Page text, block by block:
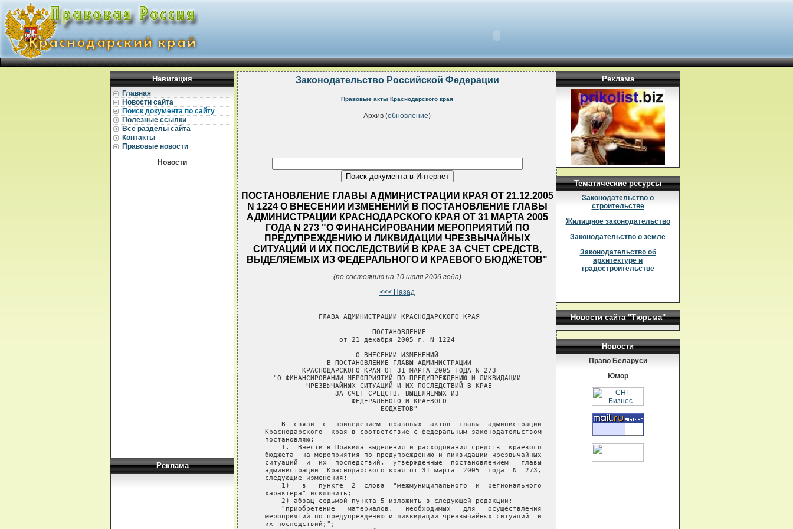
Навигация
Главная
Новости сайта
Поиск документа по сайту
Полезные ссылки
Все разделы сайта
Контакты
Правовые новости
Новости
Реклама
Законодательство Российской Федерации
Правовые акты Краснодарского края
Архив (обновление)
ПОСТАНОВЛЕНИЕ ГЛАВЫ АДМИНИСТРАЦИИ КРАЯ ОТ 21.12.2005
N 1224 О ВНЕСЕНИИ ИЗМЕНЕНИЙ В ПОСТАНОВЛЕНИЕ ГЛАВЫ
АДМИНИСТРАЦИИ КРАСНОДАРСКОГО КРАЯ ОТ 31 МАРТА 2005
ГОДА N 273 "О ФИНАНСИРОВАНИИ МЕРОПРИЯТИЙ ПО
ПРЕДУПРЕЖДЕНИЮ И ЛИКВИДАЦИИ ЧРЕЗВЫЧАЙНЫХ
СИТУАЦИЙ И ИХ ПОСЛЕДСТВИЙ В КРАЕ ЗА СЧЕТ СРЕДСТВ,
ВЫДЕЛЯЕМЫХ ИЗ ФЕДЕРАЛЬНОГО И КРАЕВОГО БЮДЖЕТОВ"
(по состоянию на 10 июля 2006 года)
<<< Назад
                ГЛАВА АДМИНИСТРАЦИИ КРАСНОДАРСКОГО КРАЯ
                             ПОСТАНОВЛЕНИЕ
                     от 21 декабря 2005 г. N 1224
                         О ВНЕСЕНИИ ИЗМЕНЕНИЙ
                  В ПОСТАНОВЛЕНИЕ ГЛАВЫ АДМИНИСТРАЦИИ
            КРАСНОДАРСКОГО КРАЯ ОТ 31 МАРТА 2005 ГОДА N 273
     "О ФИНАНСИРОВАНИИ МЕРОПРИЯТИЙ ПО ПРЕДУПРЕЖДЕНИЮ И ЛИКВИДАЦИИ
             ЧРЕЗВЫЧАЙНЫХ СИТУАЦИЙ И ИХ ПОСЛЕДСТВИЙ В КРАЕ
                    ЗА СЧЕТ СРЕДСТВ, ВЫДЕЛЯЕМЫХ ИЗ
                        ФЕДЕРАЛЬНОГО И КРАЕВОГО
                               БЮДЖЕТОВ"
       В  связи  с  приведением  правовых  актов  главы  администрации
   Краснодарского  края в соответствие с федеральным законодательством
   постановляю:
       1.  Внести в Правила выделения и расходования средств  краевого
   бюджета  на мероприятия по предупреждению и ликвидации чрезвычайных
   ситуаций  и  их  последствий,  утвержденные  постановлением   главы
   администрации  Краснодарского края от 31 марта  2005  года  N  273,
   следующие изменения:
       1)   в   пункте  2  слова  "межмуниципального  и  регионального
   характера" исключить;
       2) абзац седьмой пункта 5 изложить в следующей редакции:
       "приобретение   материалов,   необходимых   для   осуществления
   мероприятий по предупреждению и ликвидации чрезвычайных ситуаций  и
   их последствий;";
Реклама
Тематические ресурсы
Законодательство о
строительстве
Жилищное законодательство
Законодательство о земле
Законодательство об
архитектуре и
градостроительстве
Новости сайта "Тюрьма"
Новости
Право Беларуси
Юмор